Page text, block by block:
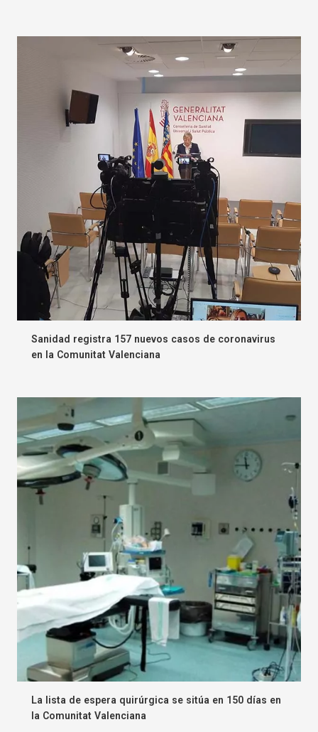
Sanidad registra 157 nuevos casos de coronavirus
en la Comunitat Valenciana
La lista de espera quirúrgica se sitúa en 150 días en
la Comunitat Valenciana